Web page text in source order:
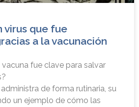
virus que fue
a la vacunación
vacuna fue clave para salvar
de forma rutinaria, su
un ejemplo de cómo las